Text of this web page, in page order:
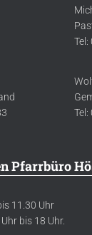
Pfarrbüro
11.30 Uhr
bis 18 Uhr.